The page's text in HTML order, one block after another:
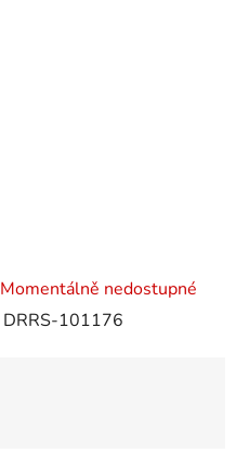
Momentálně nedostupné
DRRS-101176